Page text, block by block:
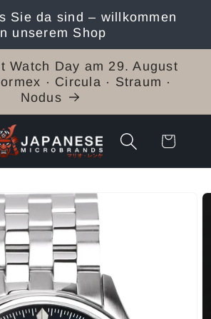
Sie da sind – willkommen
unserem Shop
Watch Day am 29. August
· Circula · Straum ·
Nodus
Warenkorb